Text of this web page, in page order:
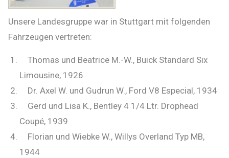
Unsere Landesgruppe war in Stuttgart mit folgenden
Fahrzeugen vertreten:
Thomas und Beatrice M.-W., Buick Standard Six
Limousine, 1926
Dr. Axel W. und Gudrun W., Ford V8 Especial, 1934
Gerd und Lisa K., Bentley 4 1/4 Ltr. Drophead
Coupé, 1939
Florian und Wiebke W., Willys Overland Typ MB,
1944